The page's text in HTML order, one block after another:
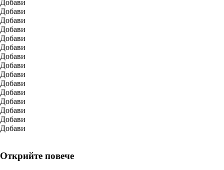
Добави
Добави
Добави
Добави
Добави
Добави
Добави
Добави
Добави
Добави
Добави
Добави
Добави
Добави
Добави
Открийте повече